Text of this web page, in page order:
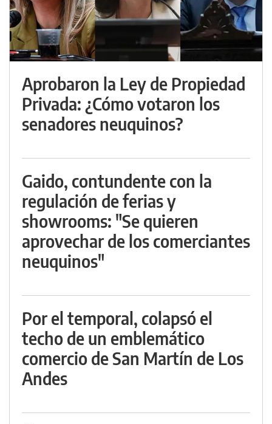
Aprobaron la Ley de Propiedad
Privada: ¿Cómo votaron los
senadores neuquinos?
Gaido, contundente con la
regulación de ferias y
showrooms: "Se quieren
aprovechar de los comerciantes
neuquinos"
Por el temporal, colapsó el
techo de un emblemático
comercio de San Martín de Los
Andes